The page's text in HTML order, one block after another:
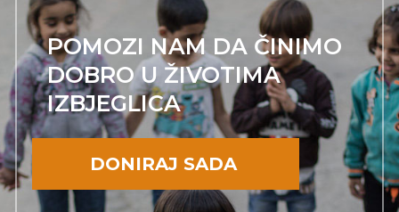
POMOZI NAM DA ČINIMO
DOBRO U ŽIVOTIMA
IZBJEGLICA
DONIRAJ SADA